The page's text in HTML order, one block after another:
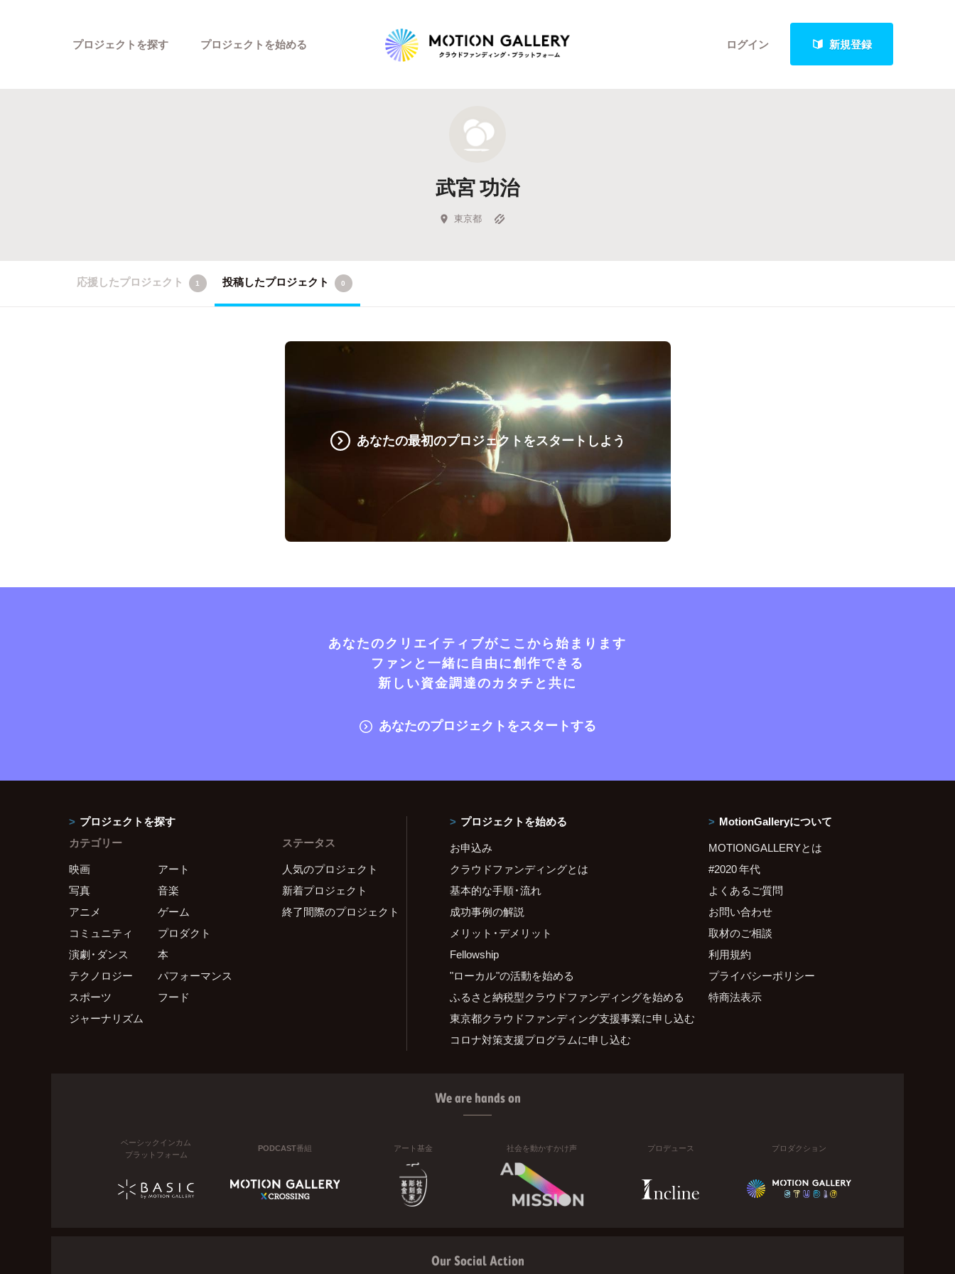
ログイン 新規登録
プロジェクトを探す
新着プロジェクト
Feature
キュレーターから探す
プロジェクトを始める
武宮 功治
東京都
応援したプロジェクト 1 投稿したプロジェクト 0
あなたの最初のプロジェクトをスタートしよう
あなたのクリエイティブがここから始まります
ファンと一緒に自由に創作できる
新しい資金調達のカタチと共に
あなたのプロジェクトをスタートする
プロジェクトを探す
カテゴリー
映画
アート
写真
音楽
アニメ
ゲーム
コミュニティ
プロダクト
演劇・ダンス
本
テクノロジー
パフォーマンス
スポーツ
フード
ジャーナリズム
ステータス
人気のプロジェクト
新着プロジェクト
終了間際のプロジェクト
プロジェクトを始める
お申込み
クラウドファンディングとは
基本的な手順・流れ
成功事例の解説
メリット・デメリット
Fellowship
"ローカル"の活動を始める
ふるさと納税型クラウドファンディングを始める
東京都クラウドファンディング支援事業に申し込む
コロナ対策支援プログラムに申し込む
MotionGalleryについて
MOTIONGALLERYとは
#2020 年代
よくあるご質問
お問い合わせ
取材のご相談
利用規約
プライバシーポリシー
特商法表示
We are hands on
ベーシックインカム
プラットフォーム
PODCAST番組 アート基金 社会を動かすかけ声 プロデュース プロダクション
Our Social Action